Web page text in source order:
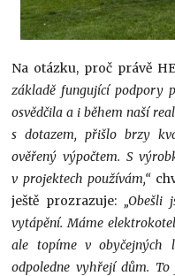
Na otázku, proč právě
základě fungující podpory
osvědčila a i během naší
s dotazem, přišlo brzy
ověřený výpočtem. S
v projektech používám,“
ještě prozrazuje: „Obešli
vytápění. Máme
ale topíme v obyčejných
odpoledne vyhřejí dům.